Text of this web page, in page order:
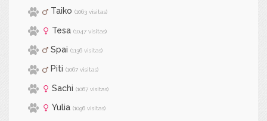
Taiko (1063 visitas)
Tesa (1047 visitas)
Spai (1136 visitas)
Piti (1067 visitas)
Sachi (1067 visitas)
Yulia (1096 visitas)